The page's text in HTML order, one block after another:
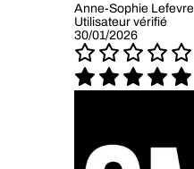
Anne-Sophie Lefevre
Utilisateur vérifié
30/01/2026